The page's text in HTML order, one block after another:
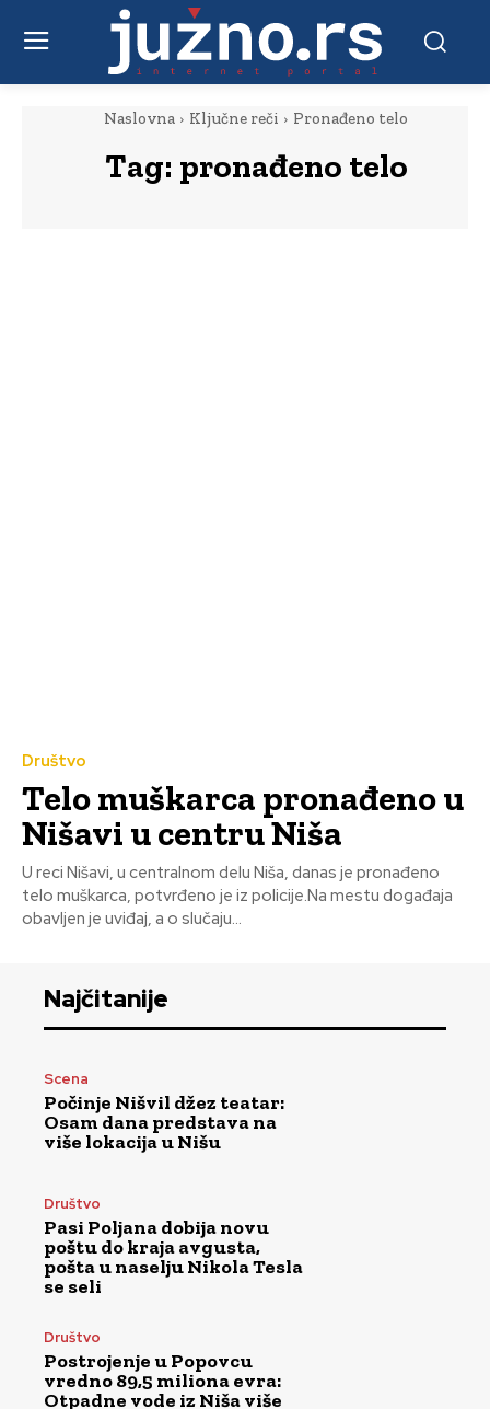
Naslovna Ključne reči Pronađeno telo
Tag: pronađeno telo
Društvo
Telo muškarca pronađeno u
Nišavi u centru Niša
U reci Nišavi, u centralnom delu Niša, danas je pronađeno
telo muškarca, potvrđeno je iz policije.Na mestu događaja
obavljen je uviđaj, a o slučaju...
Najčitanije
Scena
Počinje Nišvil džez teatar:
Osam dana predstava na
više lokacija u Nišu
Društvo
Pasi Poljana dobija novu
poštu do kraja avgusta,
pošta u naselju Nikola Tesla
se seli
Društvo
Postrojenje u Popovcu
vredno 89,5 miliona evra:
Otpadne vode iz Niša više